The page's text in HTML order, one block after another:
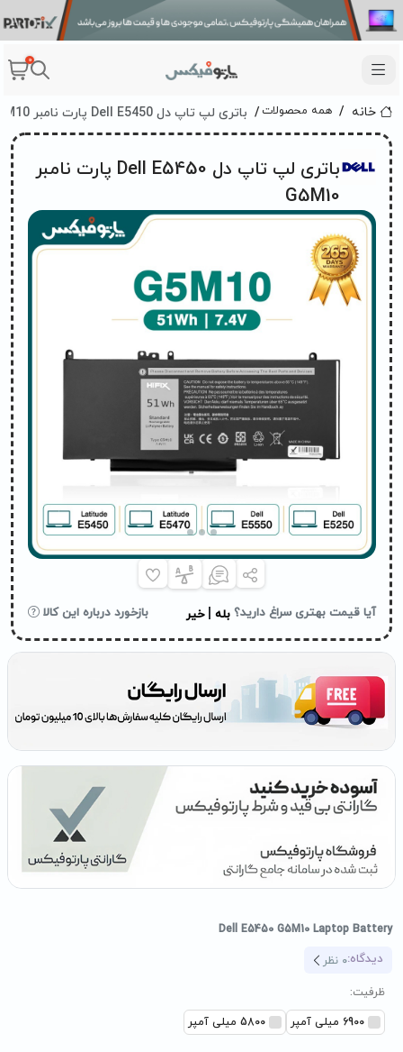
0
خانه همه محصولات باتری لپ تاپ دل Dell E5450 پارت نامبر G5M10
Dell E5450 G5M10 Laptop Battery
دیدگاه:0 نظر
ظرفیت:
6900 میلی آمپر 5800 میلی آمپر
باتری لپ تاپ دل Dell E5450 پارت نامبر
G5M10
آیا قیمت بهتری سراغ دارید؟ بله خیر بازخورد درباره این کالا